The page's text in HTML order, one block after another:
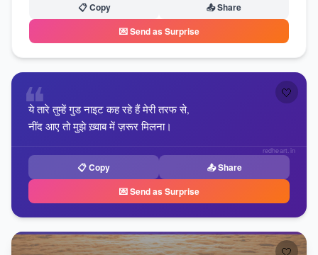
📋 Copy
📤 Share
💌 Send as Surprise
🤍
❝
ये तारे तुम्हें गुड नाइट कह रहे हैं मेरी तरफ से,
नींद आए तो मुझे ख़्वाब में ज़रूर मिलना।
📋 Copy
📤 Share
💌 Send as Surprise
redheart.in
🤍